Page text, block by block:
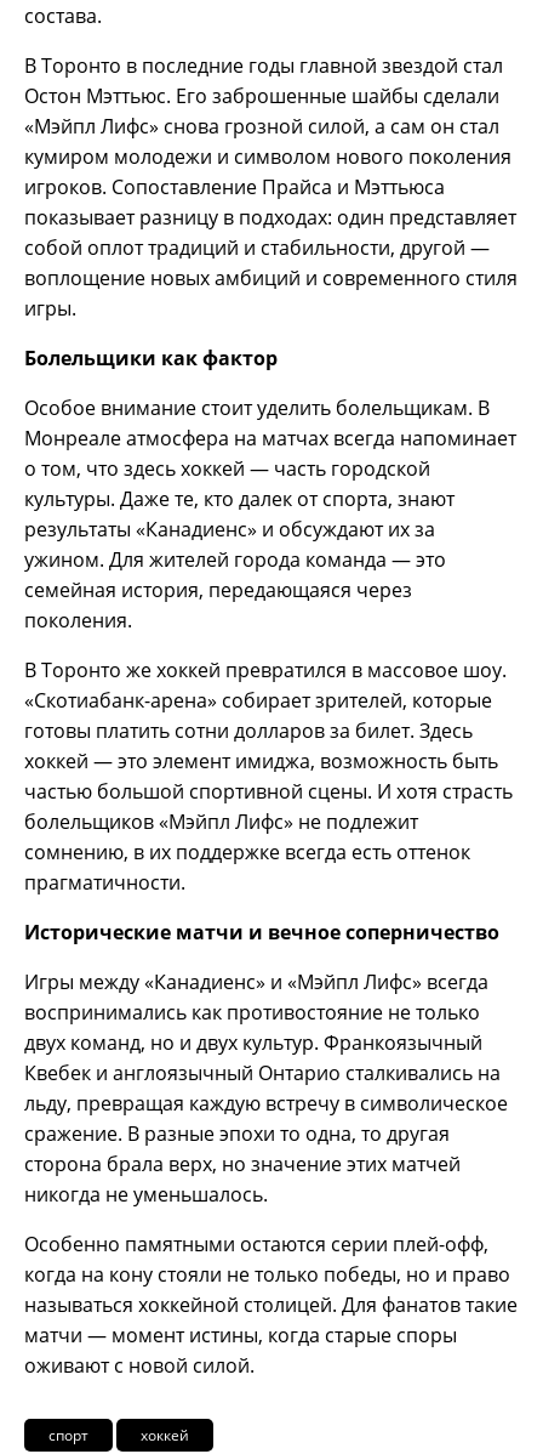
состава.
В Торонто в последние годы главной звездой стал
Остон Мэттьюс. Его заброшенные шайбы сделали
«Мэйпл Лифс» снова грозной силой, а сам он стал
кумиром молодежи и символом нового поколения
игроков. Сопоставление Прайса и Мэттьюса
показывает разницу в подходах: один представляет
собой оплот традиций и стабильности, другой —
воплощение новых амбиций и современного стиля
игры.
Болельщики как фактор
Особое внимание стоит уделить болельщикам. В
Монреале атмосфера на матчах всегда напоминает
о том, что здесь хоккей — часть городской
культуры. Даже те, кто далек от спорта, знают
результаты «Канадиенс» и обсуждают их за
ужином. Для жителей города команда — это
семейная история, передающаяся через
поколения.
В Торонто же хоккей превратился в массовое шоу.
«Скотиабанк-арена» собирает зрителей, которые
готовы платить сотни долларов за билет. Здесь
хоккей — это элемент имиджа, возможность быть
частью большой спортивной сцены. И хотя страсть
болельщиков «Мэйпл Лифс» не подлежит
сомнению, в их поддержке всегда есть оттенок
прагматичности.
Исторические матчи и вечное соперничество
Игры между «Канадиенс» и «Мэйпл Лифс» всегда
воспринимались как противостояние не только
двух команд, но и двух культур. Франкоязычный
Квебек и англоязычный Онтарио сталкивались на
льду, превращая каждую встречу в символическое
сражение. В разные эпохи то одна, то другая
сторона брала верх, но значение этих матчей
никогда не уменьшалось.
Особенно памятными остаются серии плей-офф,
когда на кону стояли не только победы, но и право
называться хоккейной столицей. Для фанатов такие
матчи — момент истины, когда старые споры
оживают с новой силой.
спорт хоккей